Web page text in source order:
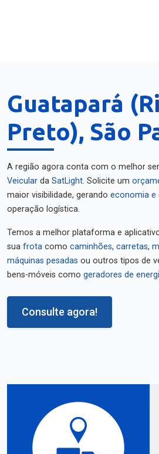
Guatapará
Preto), São
A região agora conta com o melhor
Veicular da SatLight. Solicite um
maior visibilidade, gerando economia e
operação logística.
Temos a melhor plataforma e
sua frota como caminhões, carretas,
máquinas pesadas ou outros tipos de
bens-móveis como geradores de
Consulte agora!